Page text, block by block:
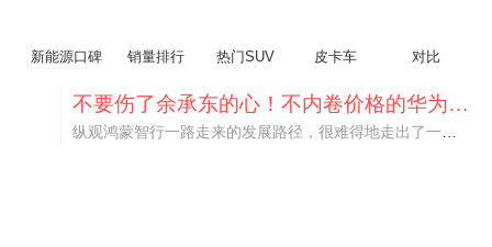
新能源口碑 销量排行 热门SUV 皮卡车 对比
不要伤了余承东的心！不内卷价格的华为，弥足珍贵！